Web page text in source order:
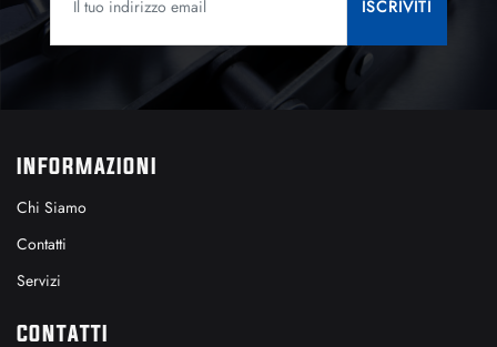
INFORMAZIONI
Chi Siamo
Contatti
Servizi
CONTATTI